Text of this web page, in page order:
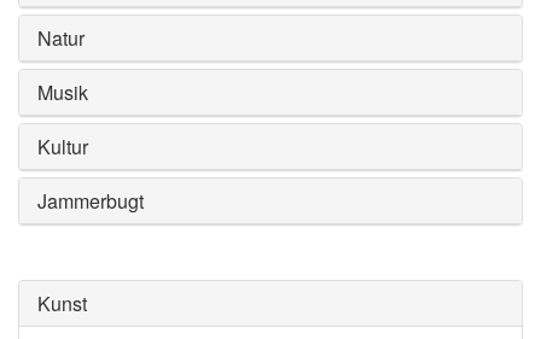
Natur
Musik
Kultur
Jammerbugt
Kunst